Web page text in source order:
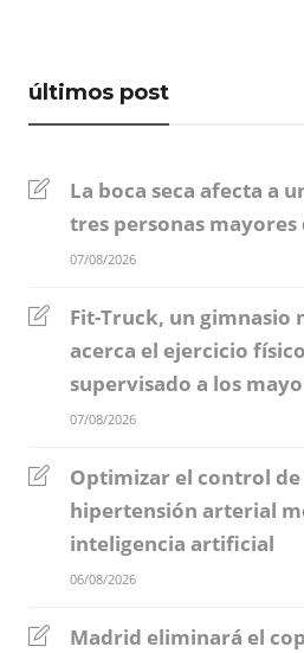
últimos post
La boca seca afecta a
tres personas mayores
07/08/2026
Fit-Truck, un gimnasio
acerca el ejercicio físico
supervisado a los
07/08/2026
Optimizar el control de
hipertensión arterial
inteligencia artificial
06/08/2026
Madrid eliminará el